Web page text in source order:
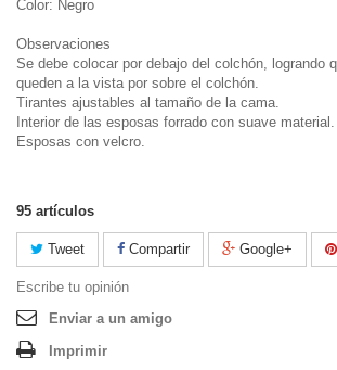
Color: Negro
Observaciones
Se debe colocar por debajo del colchón, logrando
queden a la vista por sobre el colchón.
Tirantes ajustables al tamaño de la cama.
Interior de las esposas forrado con suave material.
Esposas con velcro.
95 artículos
Tweet Compartir Google+
Escribe tu opinión
Enviar a un amigo
Imprimir